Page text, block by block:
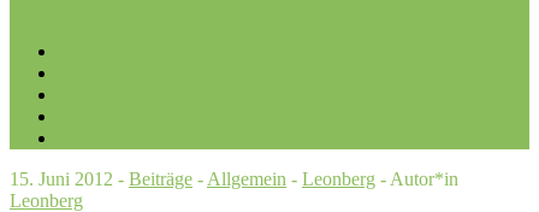
15. Juni 2012 - Beiträge - Allgemein - Leonberg - Autor*in
Leonberg